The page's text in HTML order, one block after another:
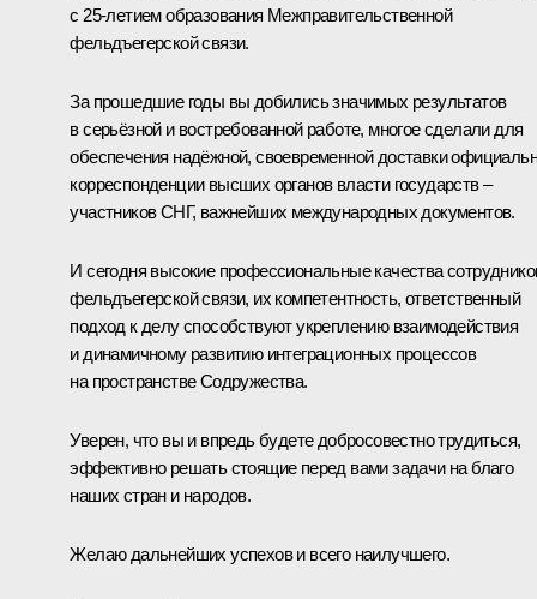
с 25-летием образования Межправительственной
фельдъегерской связи.
За прошедшие годы вы добились значимых результатов
в серьёзной и востребованной работе, многое сделали для
обеспечения надёжной, своевременной доставки
корреспонденции высших органов власти государств –
участников СНГ, важнейших международных документов.
И сегодня высокие профессиональные качества
фельдъегерской связи, их компетентность, ответственный
подход к делу способствуют укреплению взаимодействия
и динамичному развитию интеграционных процессов
на пространстве Содружества.
Уверен, что вы и впредь будете добросовестно трудиться,
эффективно решать стоящие перед вами задачи на благо
наших стран и народов.
Желаю дальнейших успехов и всего наилучшего.